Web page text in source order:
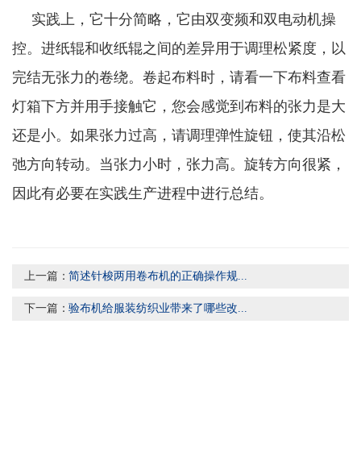
实践上，它十分简略，它由双变频和双电动机操
控。进纸辊和收纸辊之间的差异用于调理松紧度，以
完结无张力的卷绕。卷起布料时，请看一下布料查看
灯箱下方并用手接触它，您会感觉到布料的张力是大
还是小。如果张力过高，请调理弹性旋钮，使其沿松
弛方向转动。当张力小时，张力高。旋转方向很紧，
因此有必要在实践生产进程中进行总结。
上一篇：简述针梭两用卷布机的正确操作规...
下一篇：验布机给服装纺织业带来了哪些改...